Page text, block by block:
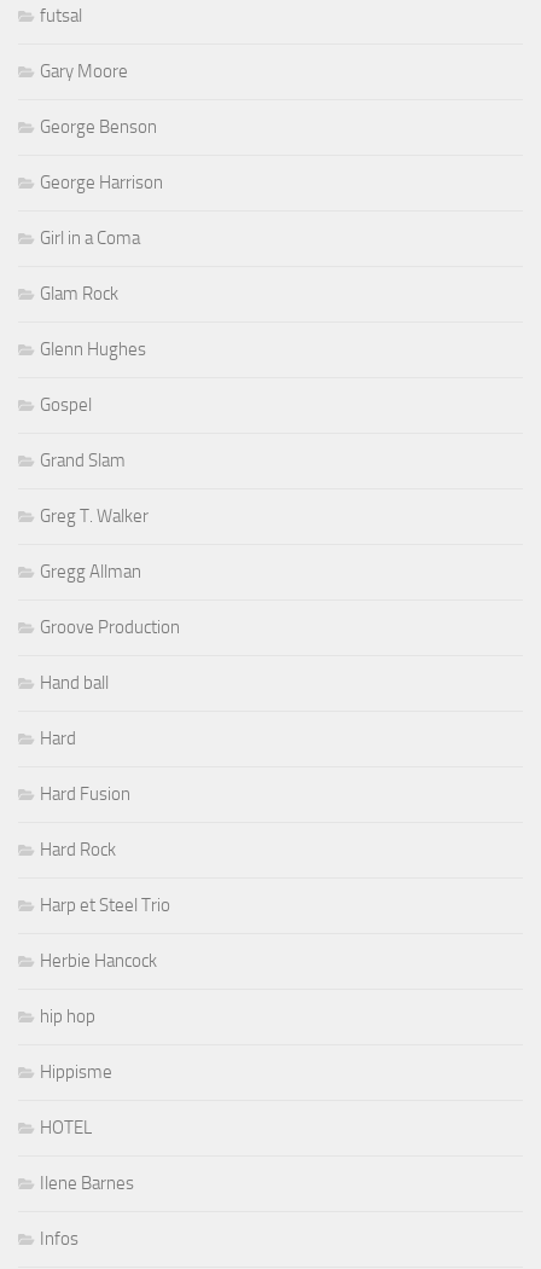
futsal
Gary Moore
George Benson
George Harrison
Girl in a Coma
Glam Rock
Glenn Hughes
Gospel
Grand Slam
Greg T. Walker
Gregg Allman
Groove Production
Hand ball
Hard
Hard Fusion
Hard Rock
Harp et Steel Trio
Herbie Hancock
hip hop
Hippisme
HOTEL
Ilene Barnes
Infos